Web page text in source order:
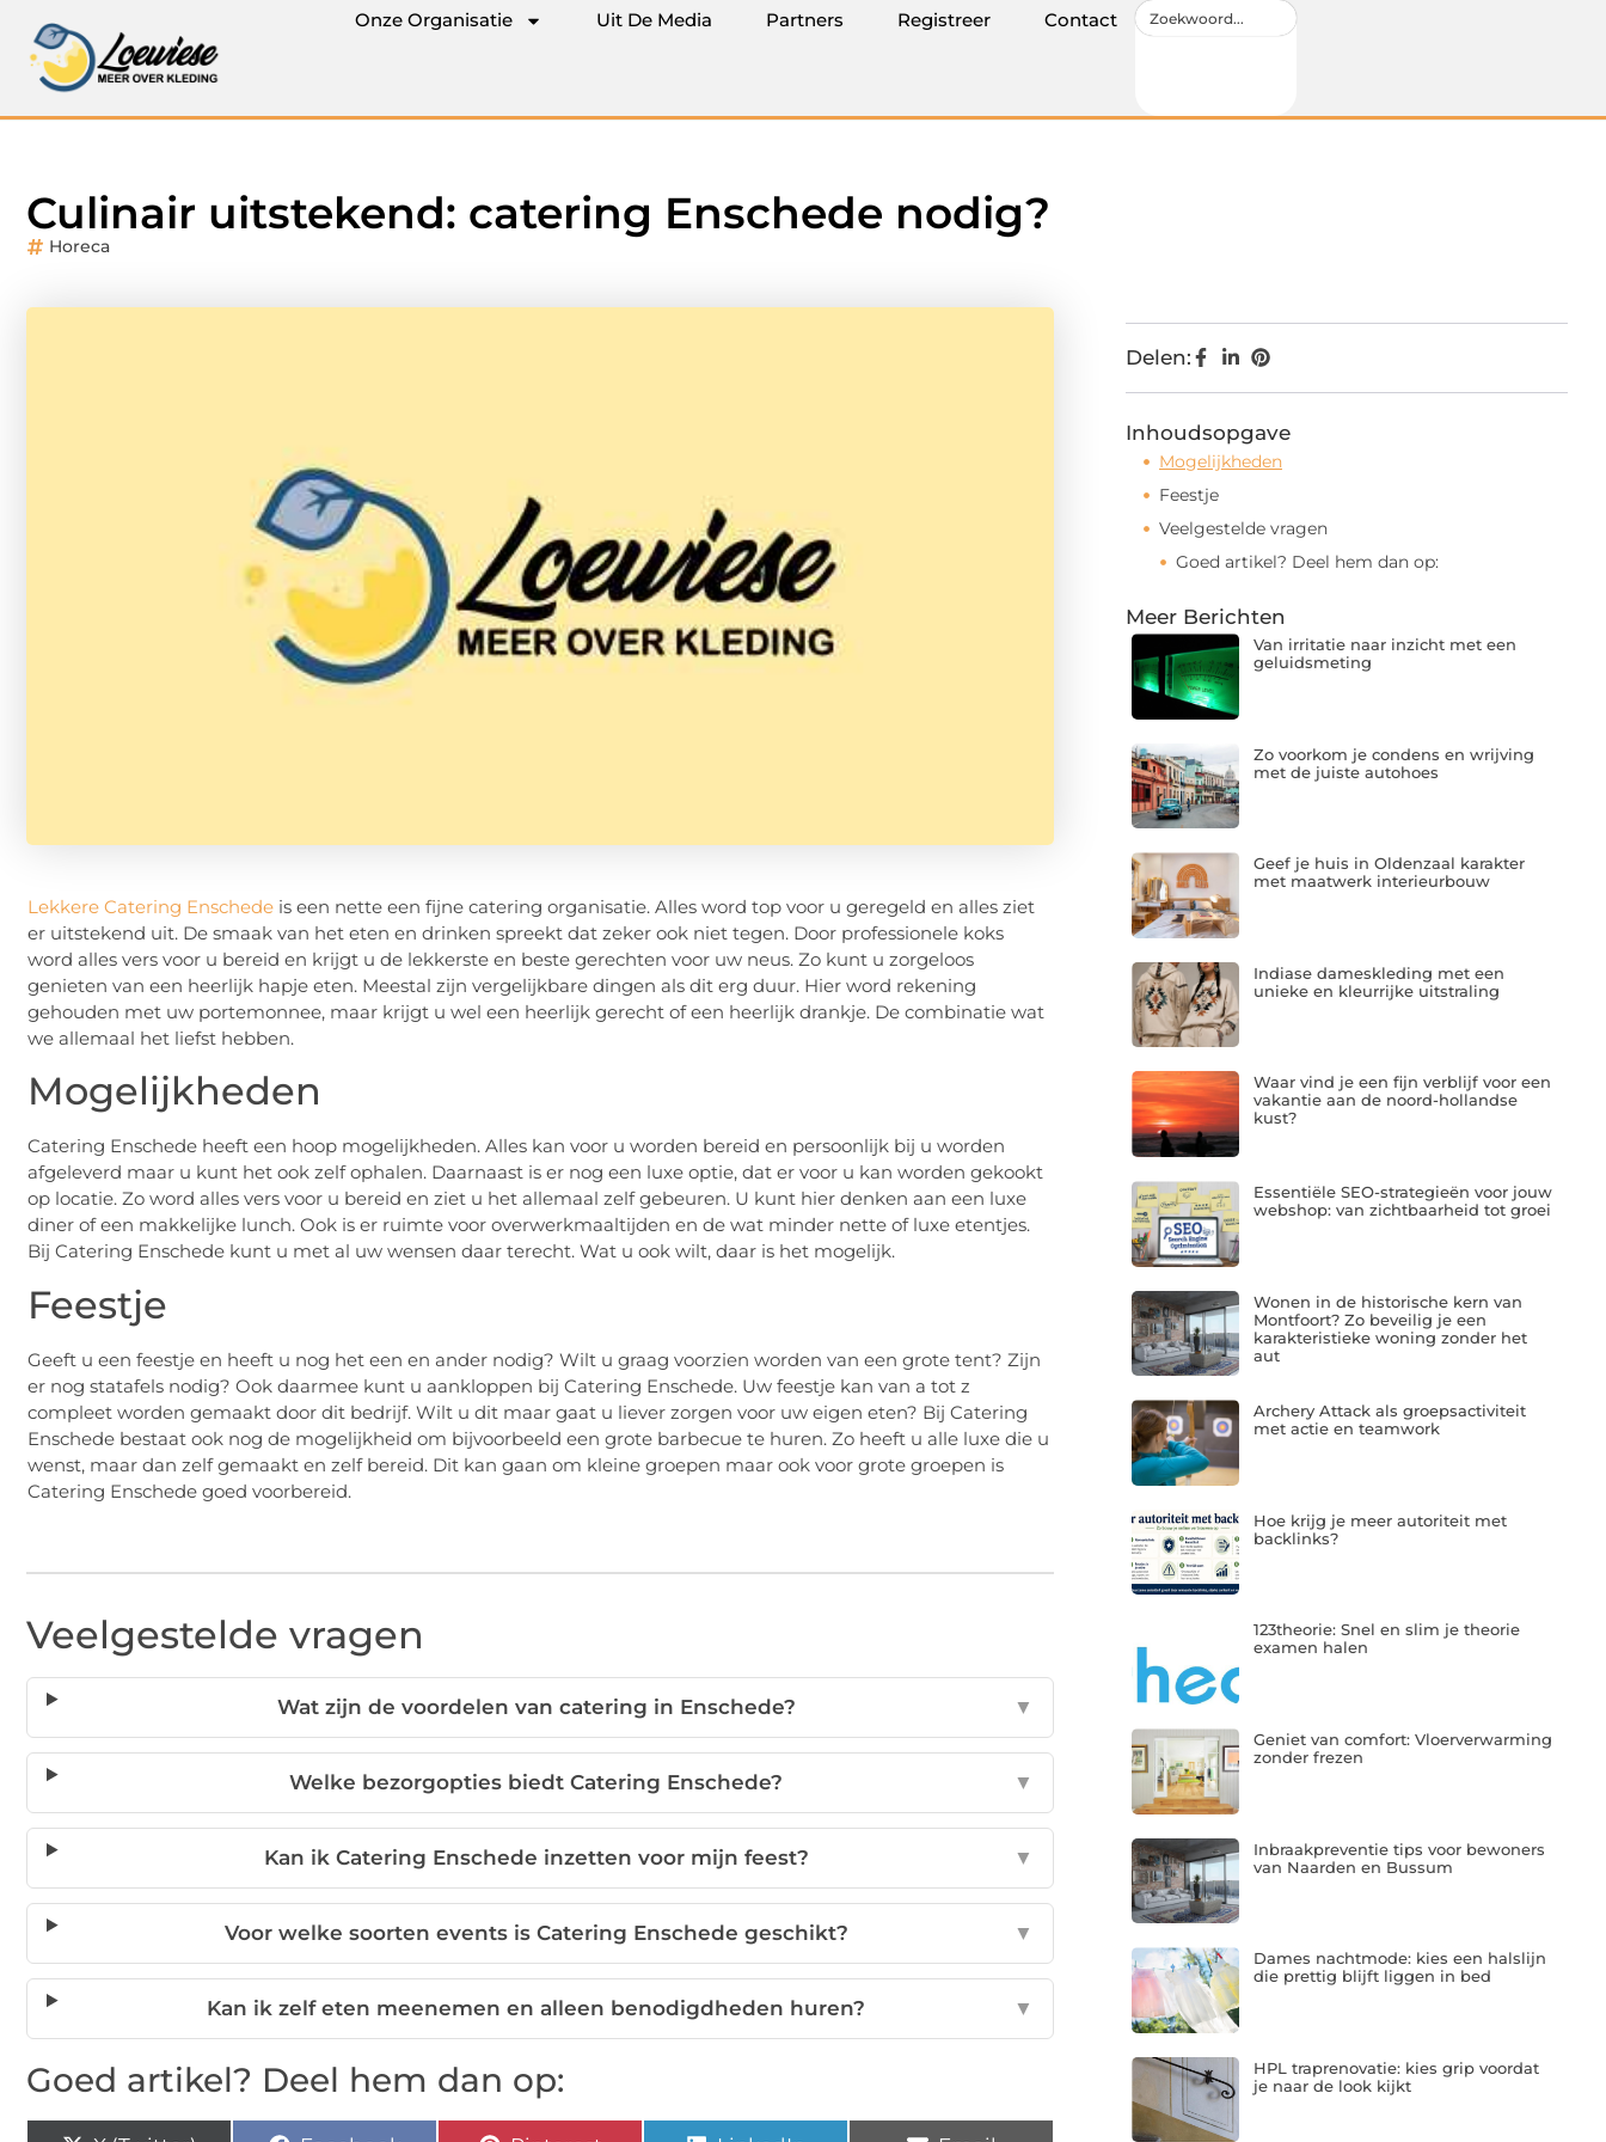
Onze Organisatie Uit De Media Partners Registreer Contact
Culinair uitstekend: catering Enschede nodig?
Horeca
Lekkere Catering Enschede is een nette een fijne catering organisatie. Alles word top voor u geregeld en alles ziet
er uitstekend uit. De smaak van het eten en drinken spreekt dat zeker ook niet tegen. Door professionele koks
word alles vers voor u bereid en krijgt u de lekkerste en beste gerechten voor uw neus. Zo kunt u zorgeloos
genieten van een heerlijk hapje eten. Meestal zijn vergelijkbare dingen als dit erg duur. Hier word rekening
gehouden met uw portemonnee, maar krijgt u wel een heerlijk gerecht of een heerlijk drankje. De combinatie wat
we allemaal het liefst hebben.
Mogelijkheden
Catering Enschede heeft een hoop mogelijkheden. Alles kan voor u worden bereid en persoonlijk bij u worden
afgeleverd maar u kunt het ook zelf ophalen. Daarnaast is er nog een luxe optie, dat er voor u kan worden gekookt
op locatie. Zo word alles vers voor u bereid en ziet u het allemaal zelf gebeuren. U kunt hier denken aan een luxe
diner of een makkelijke lunch. Ook is er ruimte voor overwerkmaaltijden en de wat minder nette of luxe etentjes.
Bij Catering Enschede kunt u met al uw wensen daar terecht. Wat u ook wilt, daar is het mogelijk.
Feestje
Geeft u een feestje en heeft u nog het een en ander nodig? Wilt u graag voorzien worden van een grote tent? Zijn
er nog statafels nodig? Ook daarmee kunt u aankloppen bij Catering Enschede. Uw feestje kan van a tot z
compleet worden gemaakt door dit bedrijf. Wilt u dit maar gaat u liever zorgen voor uw eigen eten? Bij Catering
Enschede bestaat ook nog de mogelijkheid om bijvoorbeeld een grote barbecue te huren. Zo heeft u alle luxe die u
wenst, maar dan zelf gemaakt en zelf bereid. Dit kan gaan om kleine groepen maar ook voor grote groepen is
Catering Enschede goed voorbereid.
Veelgestelde vragen
Wat zijn de voordelen van catering in Enschede? ▼
Welke bezorgopties biedt Catering Enschede? ▼
Kan ik Catering Enschede inzetten voor mijn feest? ▼
Voor welke soorten events is Catering Enschede geschikt? ▼
Kan ik zelf eten meenemen en alleen benodigdheden huren? ▼
Goed artikel? Deel hem dan op:
Delen:
Inhoudsopgave
Mogelijkheden
Feestje
Veelgestelde vragen
Goed artikel? Deel hem dan op:
Meer Berichten
Van irritatie naar inzicht met een
geluidsmeting
Zo voorkom je condens en wrijving
met de juiste autohoes
Geef je huis in Oldenzaal karakter
met maatwerk interieurbouw
Indiase dameskleding met een
unieke en kleurrijke uitstraling
Waar vind je een fijn verblijf voor een
vakantie aan de noord-hollandse
kust?
Essentiële SEO-strategieën voor jouw
webshop: van zichtbaarheid tot groei
Wonen in de historische kern van
Montfoort? Zo beveilig je een
karakteristieke woning zonder het
aut
Archery Attack als groepsactiviteit
met actie en teamwork
Hoe krijg je meer autoriteit met
backlinks?
123theorie: Snel en slim je theorie
examen halen
Geniet van comfort: Vloerverwarming
zonder frezen
Inbraakpreventie tips voor bewoners
van Naarden en Bussum
Dames nachtmode: kies een halslijn
die prettig blijft liggen in bed
HPL traprenovatie: kies grip voordat
je naar de look kijkt